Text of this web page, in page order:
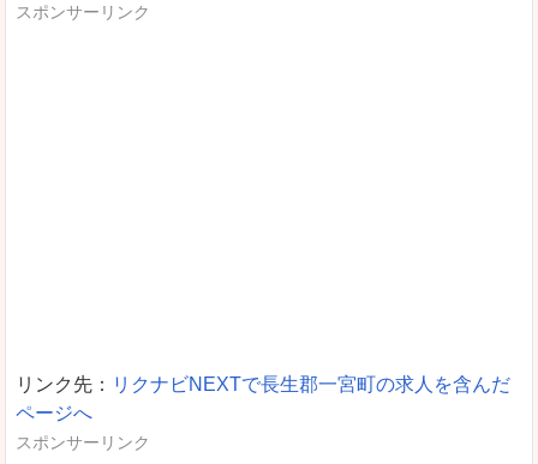
スポンサーリンク
リンク先： リクナビNEXTで長生郡一宮町の求人を含んだ
ページへ
スポンサーリンク